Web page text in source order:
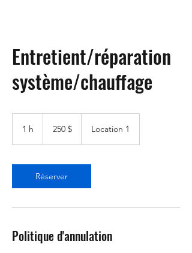
Entretient/réparation
système/chauffage
1 h 250 $ Location 1
Réserver
Politique d'annulation